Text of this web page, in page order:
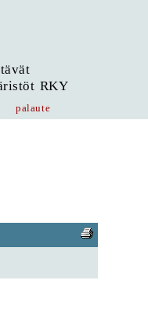
RKY
palaute